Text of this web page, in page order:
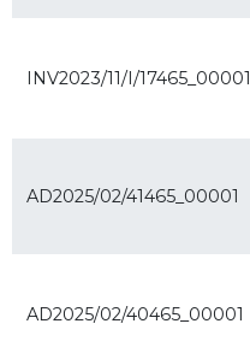
INV2023/11/I/17465_00001
AD2025/02/41465_00001
AD2025/02/40465_00001